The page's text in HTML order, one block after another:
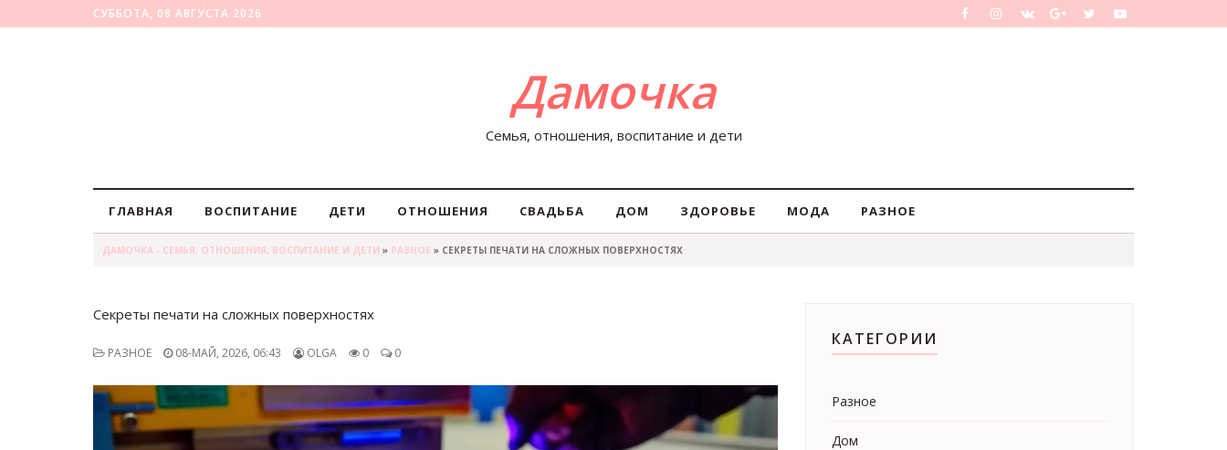
СУББОТА, 08 АВГУСТА 2026
Дамочка
Семья, отношения, воспитание и дети
ГЛАВНАЯ ВОСПИТАНИЕ ДЕТИ ОТНОШЕНИЯ СВАДЬБА ДОМ ЗДОРОВЬЕ МОДА РАЗНОЕ
ДАМОЧКА - СЕМЬЯ, ОТНОШЕНИЯ, ВОСПИТАНИЕ И ДЕТИ » РАЗНОЕ » СЕКРЕТЫ ПЕЧАТИ НА СЛОЖНЫХ ПОВЕРХНОСТЯХ
Секреты печати на сложных поверхностях
РАЗНОЕ 08-МАЙ, 2026, 06:43 OLGA 0 0
КАТЕГОРИИ
Разное
Дом